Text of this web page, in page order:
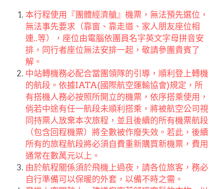
本行程使用『團體經濟艙』機票，無法預先選位，
無法事先要求（靠窗、靠走道、家人朋友座位相
連..等），座位由電腦依團員名字英文字母拼音安
排，同行者座位無法安排一起，敬請參團貴賓了
解。
中站轉機務必配合當團領隊的引導，順利登上轉機
的航段。依據IATA(國際航空運輸協會)規定，所
有搭機人務必按照所開立的機票，依序搭乘使用，
倘若中途有任一航段未順利搭乘，將被航空公司視
同持票人放棄本次旅程，並且後續的所有機票航段
（包含回程機票）將全數被作廢失效。若此，後續
所有的旅程航段將必須自費重新購買新機票，費用
通常在數萬元以上。
由於航程關係須於飛機上過夜，請各位旅客，務必
自行準備可以保暖的外套，以備不時之需。